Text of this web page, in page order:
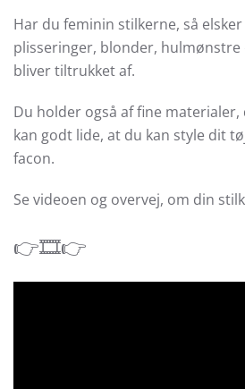
Har du feminin stilkerne, så
plisseringer, blonder, hulmønstre
bliver tiltrukket af.
Du holder også af fine
kan godt lide, at du kan style dit
facon.
Se videoen og overvej, om din
👉🎞👉